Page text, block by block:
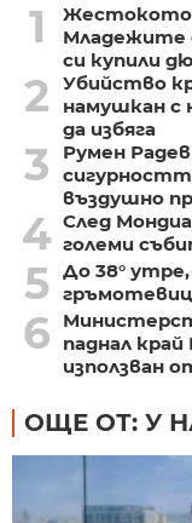
1
Жестокото
Младежите
си купили
2
Убийство
намушкан с
да избяга
3
Румен
въздушно
4 След
големи
5 До 38°
6
паднал
използван
ОЩЕ ОТ: У